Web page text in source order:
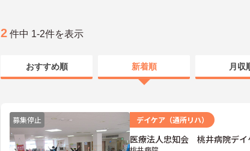
2 件中 1-2件を表示
おすすめ順 新着順 月収
募集停止 デイケア（通所リハ）
医療法人忠知会 桃井病院デイ